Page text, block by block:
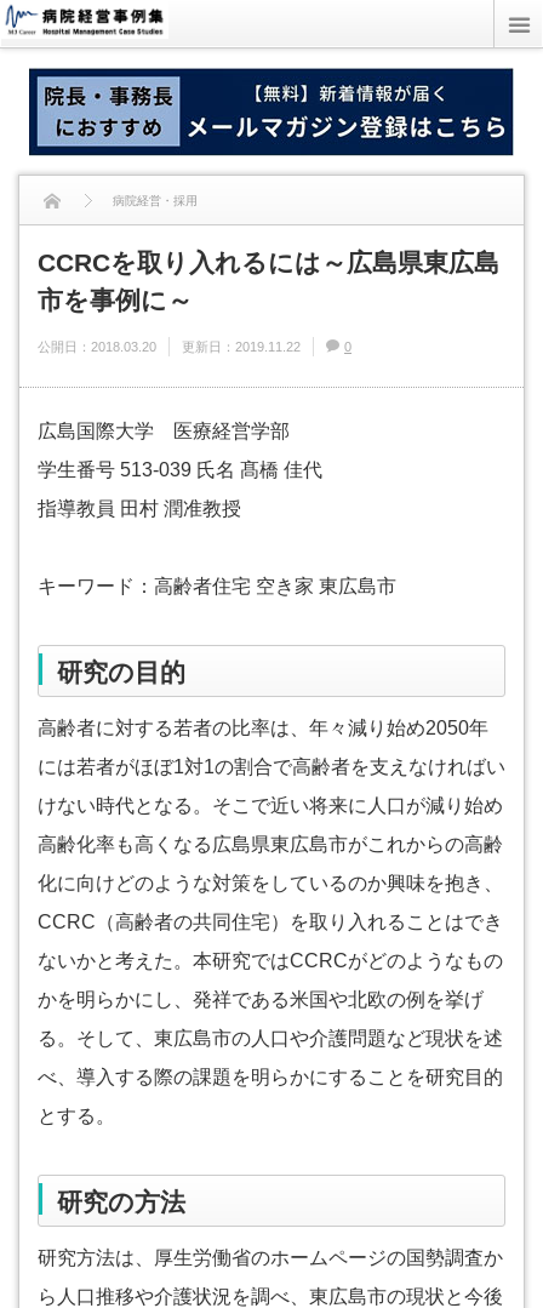
病院経営・採用
CCRCを取り入れるには～広島県東広島市を事例に～
CCRCを取り入れるには～広島県東広島
市を事例に～
公開日： 2018.03.20 更新日： 2019.11.22 0
広島国際大学 医療経営学部
学生番号 513-039 氏名 髙橋 佳代
指導教員 田村 潤准教授
キーワード：高齢者住宅 空き家 東広島市
研究の目的
高齢者に対する若者の比率は、年々減り始め2050年
には若者がほぼ1対1の割合で高齢者を支えなければい
けない時代となる。そこで近い将来に人口が減り始め
高齢化率も高くなる広島県東広島市がこれからの高齢
化に向けどのような対策をしているのか興味を抱き、
CCRC（高齢者の共同住宅）を取り入れることはでき
ないかと考えた。本研究ではCCRCがどのようなもの
かを明らかにし、発祥である米国や北欧の例を挙げ
る。そして、東広島市の人口や介護問題など現状を述
べ、導入する際の課題を明らかにすることを研究目的
とする。
研究の方法
研究方法は、厚生労働省のホームページの国勢調査か
ら人口推移や介護状況を調べ、東広島市の現状と今後